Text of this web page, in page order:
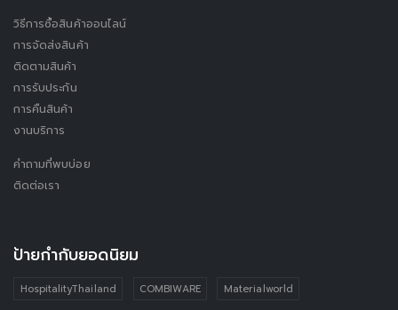
วิธีการซื้อสินค้าออนไลน์
การจัดส่งสินค้า
ติดตามสินค้า
การรับประกัน
การคืนสินค้า
งานบริการ
คำถามที่พบบ่อย
ติดต่อเรา
ป้ายกำกับยอดนิยม
HospitalityThailand COMBIWARE Materialworld